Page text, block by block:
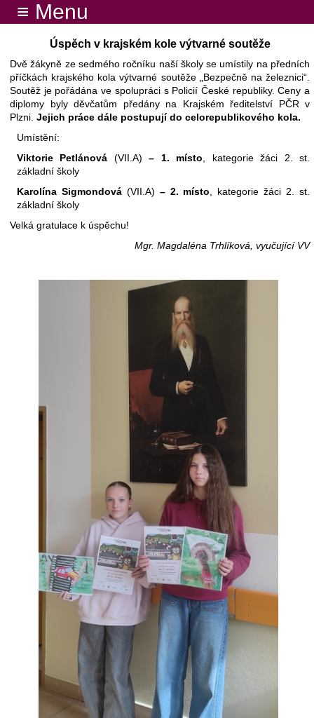
≡ Menu
Úspěch v krajském kole výtvarné soutěže
Dvě žákyně ze sedmého ročníku naší školy se umístily na předních
příčkách krajského kola výtvarné soutěže „Bezpečně na železnici“.
Soutěž je pořádána ve spolupráci s Policií České republiky. Ceny a
diplomy byly děvčatům předány na Krajském ředitelství PČR v
Plzni. Jejich práce dále postupují do celorepublikového kola.
Umístění:
Viktorie Petlánová (VII.A) – 1. místo , kategorie žáci 2. st.
základní školy
Karolína Sigmondová (VII.A) – 2. místo , kategorie žáci 2. st.
základní školy
Velká gratulace k úspěchu!
Mgr. Magdaléna Trhlíková, vyučující VV